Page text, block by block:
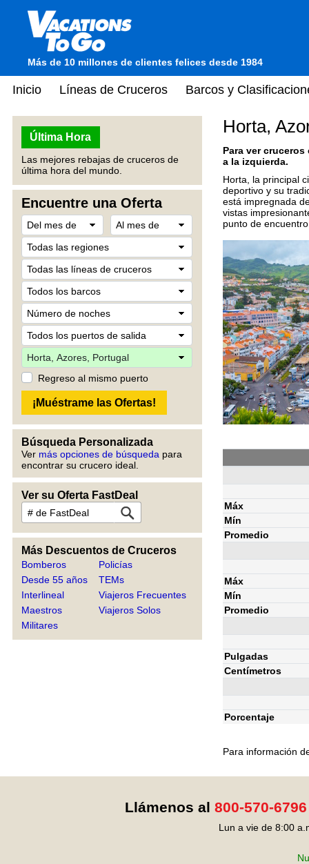
Más de 10 millones de clientes felices desde 1984
Inicio Líneas de Cruceros Barcos y
Última Hora
Las mejores rebajas de cruceros de
última hora del mundo.
Encuentre una Oferta
Regreso al mismo puerto
Búsqueda Personalizada
Ver más opciones de búsqueda para
encontrar su crucero ideal.
Ver su Oferta FastDeal
Más Descuentos de Cruceros
Bomberos
Desde 55 años
Interlineal
Maestros
Militares
Policías
TEMs
Viajeros Frecuentes
Viajeros Solos
Horta,
Para ver
a la izquierda.
Horta, la principal
deportivo y su
está impregnada
vistas
punto de
Máx
Mín
Promedio
Máx
Mín
Promedio
Pulgadas
Centímetros
Porcentaje
Para información
Llámenos al 800-570-6796
Lun a vie de 8:00